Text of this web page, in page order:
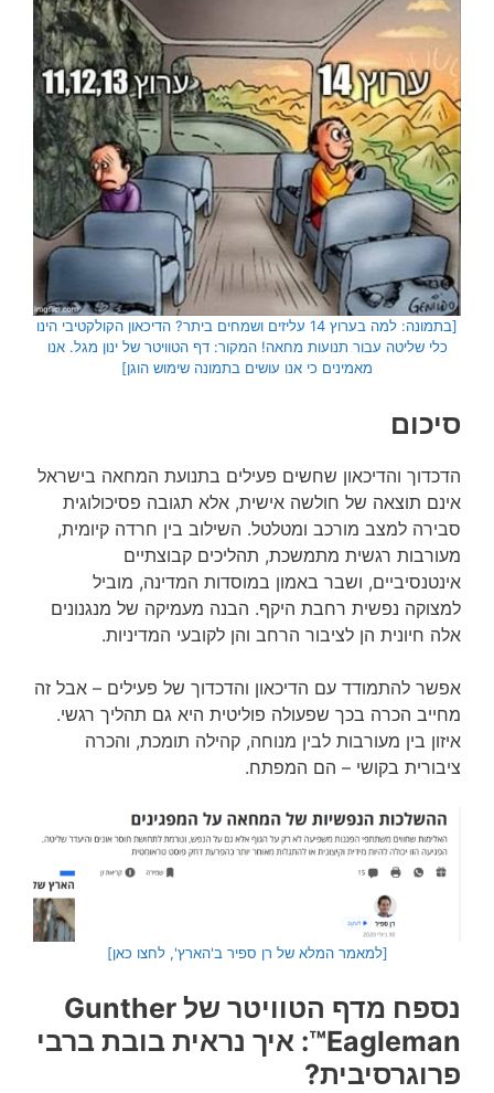
[בתמונה: למה בערוץ 14 עליזים ושמחים ביתר? הדיכאון הקולקטיבי הינו
כלי שליטה עבור תנועות מחאה! המקור: דף הטוויטר של ינון מגל. אנו
מאמינים כי אנו עושים בתמונה שימוש הוגן]
סיכום
הדכדוך והדיכאון שחשים פעילים בתנועת המחאה בישראל
אינם תוצאה של חולשה אישית, אלא תגובה פסיכולוגית
סבירה למצב מורכב ומטלטל. השילוב בין חרדה קיומית,
מעורבות רגשית מתמשכת, תהליכים קבוצתיים
אינטנסיביים, ושבר באמון במוסדות המדינה, מוביל
למצוקה נפשית רחבת היקף. הבנה מעמיקה של מנגנונים
אלה חיונית הן לציבור הרחב והן לקובעי המדיניות.
אפשר להתמודד עם הדיכאון והדכדוך של פעילים – אבל זה
מחייב הכרה בכך שפעולה פוליטית היא גם תהליך רגשי.
איזון בין מעורבות לבין מנוחה, קהילה תומכת, והכרה
ציבורית בקושי – הם המפתח.
[למאמר המלא של רן ספיר ב'הארץ', לחצו כאן]
נספח מדף הטוויטר של Gunther
Eagleman™: איך נראית בובת ברבי
פרוגרסיבית?